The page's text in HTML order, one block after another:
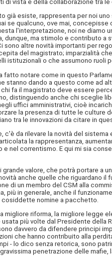
di vista e della collaborazione tra
già esiste, rappresenta per noi
se qualcuno, ove mai,
l'interpretazione, noi ne
dunque, ma stimolo e contributo
sono altre novità importanti per
del magistrato; imparzialità
istituzionali o che assumono ruoli
notare come in questo
stanno dando a questo come ad
fa il magistrato deve essere
distinguendo anche chi sceglie
uffici amministrativi, cioè
la presenza di tutte le
tra le innovazioni da citare in
c'è da rilevare la novità del
la rappresentanza,
e nel correntismo. E qui mi sia
grande valore, che potrà portare a
anche quelle che riguardano
di un membro del CSM alla
più in generale, anche il
nomine a pacchetto.
migliore riforma, la migliore legge
più volte dal Presidente
davvero da difendere principi
che hanno contribuito alla
- lo dico senza retorica, sono
penetrazione delle